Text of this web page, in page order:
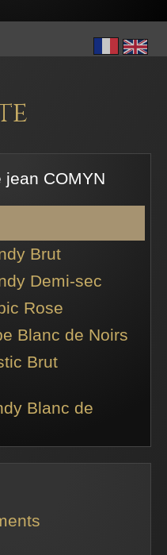
jean COMYN
Brut
Demi-sec
Rose
Blanc de Noirs
Brut
Blanc de